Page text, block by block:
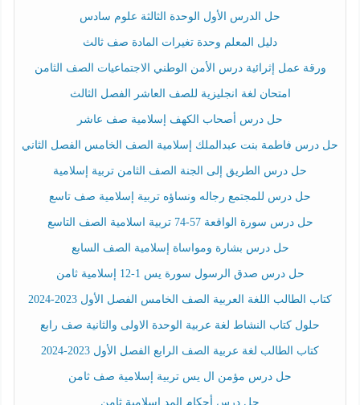
حل الدرس الأول الوحدة الثالثة علوم سادس
دليل المعلم وحدة تغيرات المادة صف ثالث
ورقة عمل إثرائية درس الأمن الوطني الاجتماعيات الصف الثامن
امتحان لغة انجليزية للصف العاشر الفصل الثالث
حل درس أصحاب الكهف إسلامية صف عاشر
حل درس فاطمة بنت عبدالملك إسلامية الصف الخامس الفصل الثاني
حل درس الطريق إلى الجنة الصف الثامن تربية إسلامية
حل درس للمجتمع رجاله ونساؤه تربية إسلامية صف تاسع
حل درس سورة الواقعة 57-74 تربية اسلامية الصف التاسع
حل درس بشارة ومواساة إسلامية الصف السابع
حل درس صدق الرسول سورة يس 1-12 إسلامية ثامن
كتاب الطالب اللغة العربية الصف الخامس الفصل الأول 2023-2024
حلول كتاب النشاط لغة عربية الوحدة الاولى والثانية صف رابع
كتاب الطالب لغة عربية الصف الرابع الفصل الأول 2023-2024
حل درس مؤمن ال يس تربية إسلامية صف ثامن
حل درس أحكام المد اسلامية ثامن